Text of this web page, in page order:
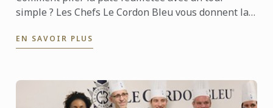
simple ? Les Chefs Le Cordon Bleu vous donnent la
EN SAVOIR PLUS